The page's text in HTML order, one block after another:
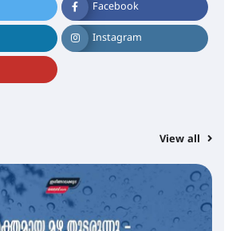
Facebook
Instagram
View all
എം.ജി. യൂണിവേഴ്‌സിറ്റിയിൽ നിന്ന്
ഇംഗ്ളീഷ് സാഹിത്യത്തിൽ
ഡോക്ടറേറ്റ് നേടിയ എൻ. ആര്യ
വെള്ളിയാഴ്ച സ്‌ക്രീൻ ചെയ്യുന്നു
സെന്റ് ജോസഫ്സ് കോളജ്
കോമേഴ്‌സ് അസോസിയേഷന്
തുടക്കമായി